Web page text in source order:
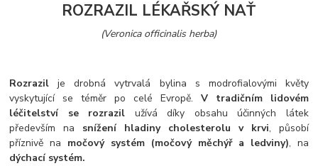
ROZRAZIL LÉKAŘSKÝ NAŤ
(Veronica officinalis herba)
Rozrazilje drobná vytrvalá bylina s modrofialovými květy
vyskytující se téměr po celé Evropě. V tradičním lidovém
léčitelství se rozrazil užívá díky obsahu účinných látek
především na snížení hladiny cholesterolu v krvi, působí
příznivě na močový systém (močový měchýř a ledviny), na
dýchací systém.